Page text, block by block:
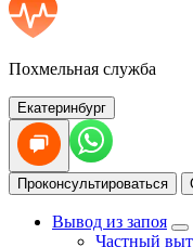
Похмельная служба
Екатеринбург
Проконсультироваться
Вывод из запоя
Частный